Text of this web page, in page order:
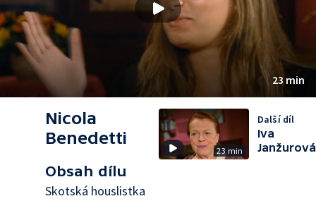
23 min
Nicola
Benedetti
Obsah dílu
Skotská houslistka
23 min
Další díl
Iva
Janžurová